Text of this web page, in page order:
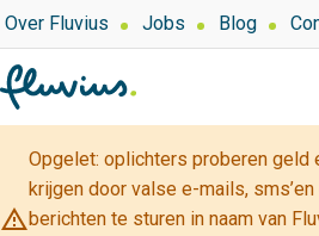
Overslaan
en
naar
de
inhoud
gaan
Top
navigation
Over Fluvius Jobs Blog
warning_amber
Opgelet: oplichters proberen geld
krijgen door valse e-mails,
berichten te sturen in naam van